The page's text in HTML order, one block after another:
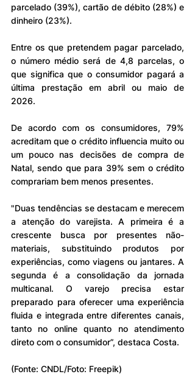
parcelado (39%), cartão de débito (28%) e
dinheiro (23%).
Entre os que pretendem pagar parcelado,
o número médio será de 4,8 parcelas, o
que significa que o consumidor pagará a
última prestação em abril ou maio de
2026.
De acordo com os consumidores, 79%
acreditam que o crédito influencia muito ou
um pouco nas decisões de compra de
Natal, sendo que para 39% sem o crédito
comprariam bem menos presentes.
"Duas tendências se destacam e merecem
a atenção do varejista. A primeira é a
crescente busca por presentes não-
materiais, substituindo produtos por
experiências, como viagens ou jantares. A
segunda é a consolidação da jornada
multicanal. O varejo precisa estar
preparado para oferecer uma experiência
fluida e integrada entre diferentes canais,
tanto no online quanto no atendimento
direto com o consumidor”, destaca Costa.
(Fonte: CNDL/Foto: Freepik)